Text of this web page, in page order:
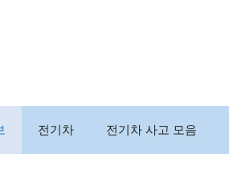
전기차 전기차 사고 모음